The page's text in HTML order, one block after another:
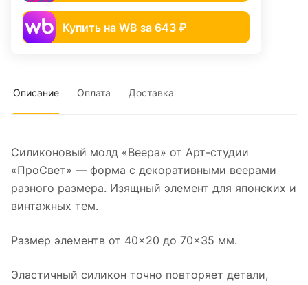
Купить на WB за 643 ₽
Описание Оплата Доставка
Силиконовый молд «Веера» от Арт-студии
«ПроСвет» — форма с декоративными веерами
разного размера. Изящный элемент для японских и
винтажных тем.
Размер элементв от 40×20 до 70×35 мм.
Эластичный силикон точно повторяет детали,